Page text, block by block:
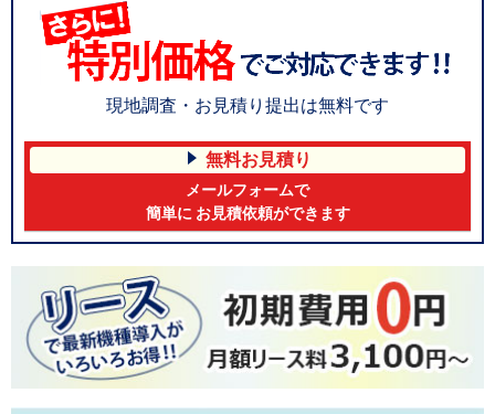
現地調査・お見積り提出は無料です
無料お見積り
メールフォームで
簡単に お見積依頼ができます